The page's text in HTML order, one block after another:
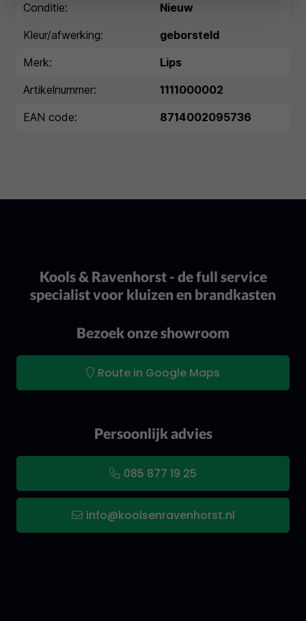
Conditie:
Nieuw
Kleur/afwerking:
geborsteld
Merk:
Lips
Artikelnummer:
1111000002
EAN code:
8714002095736
Kools & Ravenhorst - de full service
specialist voor kluizen en brandkasten
Bezoek onze showroom
Route in Google Maps
Persoonlijk advies
085 877 19 25
info@koolsenravenhorst.nl